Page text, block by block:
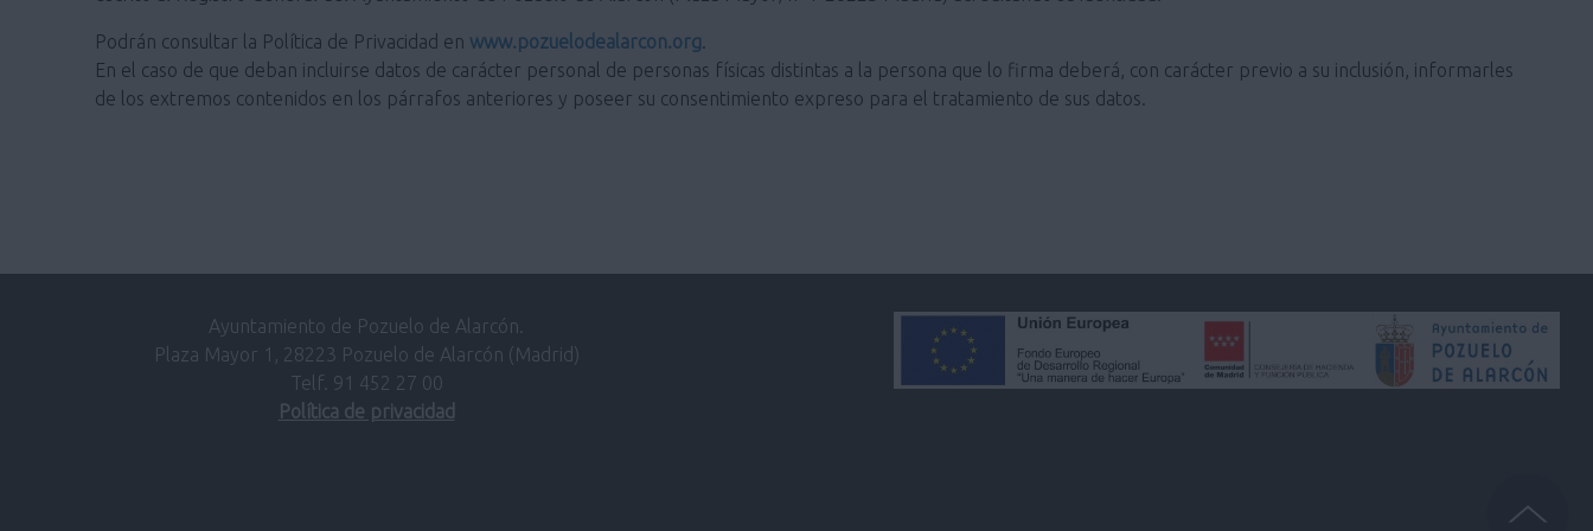
Podrán consultar la Política de Privacidad en www.pozuelodealarcon.org.
En el caso de que deban incluirse datos de carácter personal de personas físicas distintas a la persona que lo firma deberá, con carácter previo a su inclusión, informarles
de los extremos contenidos en los párrafos anteriores y poseer su consentimiento expreso para el tratamiento de sus datos.
Ayuntamiento de Pozuelo de Alarcón.
Plaza Mayor 1, 28223 Pozuelo de Alarcón (Madrid)
Telf. 91 452 27 00
Política de privacidad